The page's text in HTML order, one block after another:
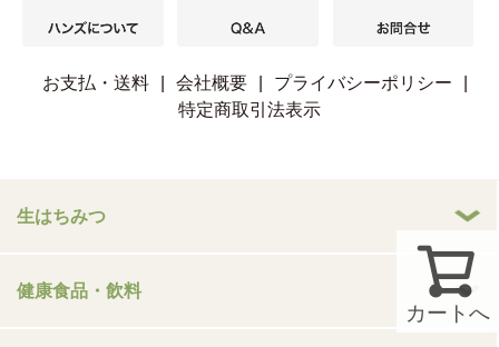
カートへ
お支払・送料 会社概要 プライバシーポリシー
特定商取引法表示
生はちみつ
健康食品・飲料